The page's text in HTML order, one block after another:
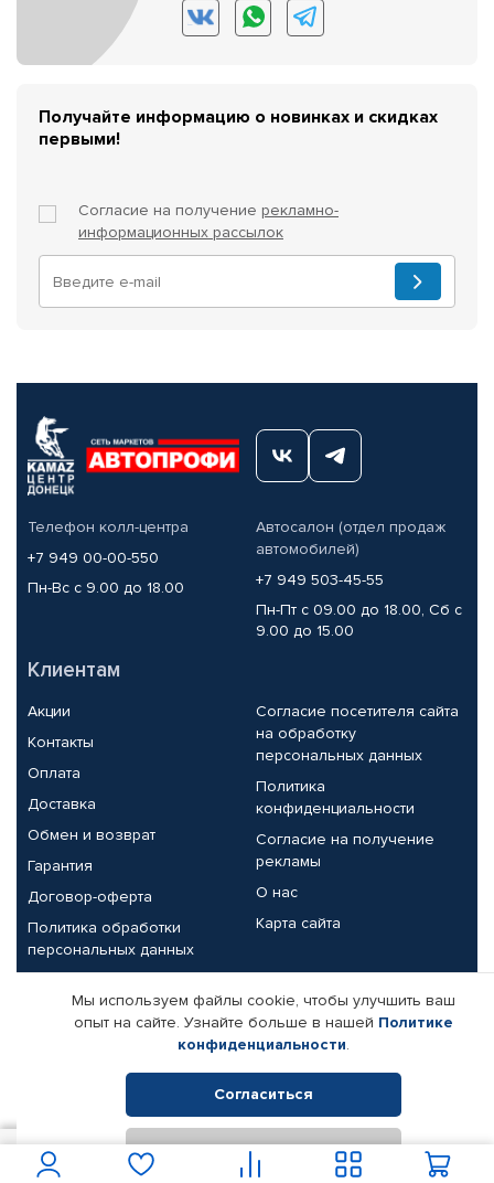
Получайте информацию о новинках и скидках
первыми!
Согласие на получение рекламно-
информационных рассылок
Телефон колл-центра
+7 949 00-00-550
Пн-Вс с 9.00 до 18.00
Автосалон (отдел продаж
автомобилей)
+7 949 503-45-55
Пн-Пт с 09.00 до 18.00, Сб с
9.00 до 15.00
Клиентам
Акции
Контакты
Оплата
Доставка
Обмен и возврат
Гарантия
Договор-оферта
Политика обработки
персональных данных
Согласие посетителя сайта
на обработку
персональных данных
Политика
конфиденциальности
Согласие на получение
рекламы
О нас
Карта сайта
Партнерам
Корпоративным клиентам
Поставщикам
Реквизиты компании
© КАМАЗ ЦЕНТР ДОНЕЦК, 2015-2026. Все права защищены.
Интернет-магазин автомобильных товаров Автопрофи.
Мы используем файлы cookie, чтобы улучшить ваш
опыт на сайте. Узнайте больше в нашей Политике
конфиденциальности.
Согласиться
Отклонить
В корзину